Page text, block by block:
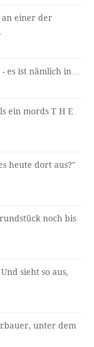
an einer der
es ist nämlich in…
ein mords T H E
heute dort aus?"
noch bis
sieht so aus,
unter dem